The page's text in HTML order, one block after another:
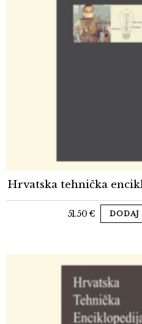
Hrvatska tehnička
51.50 € DODAJ